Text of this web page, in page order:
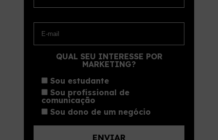
QUAL SEU INTERESSE POR
MARKETING?
Sou estudante
Sou profissional de
comunicação
Sou dono de um negócio